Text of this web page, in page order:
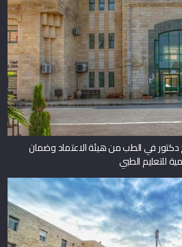
في الطب من هيئة الاعتماد وضمان
للتعليم الطبي